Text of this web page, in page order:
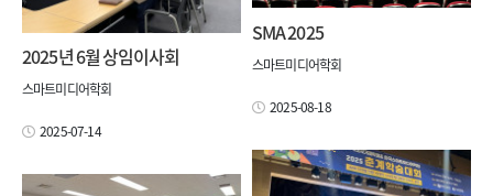
SMA 2025
스마트미디어학회
2025-08-18
2025년 6월 상임이사회
스마트미디어학회
2025-07-14